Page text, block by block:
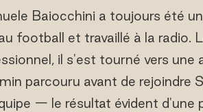
Baiocchini a toujours été
football et travaillé à la radio.
il s'est tourné vers une
parcouru avant de rejoindre
— le résultat évident d'une